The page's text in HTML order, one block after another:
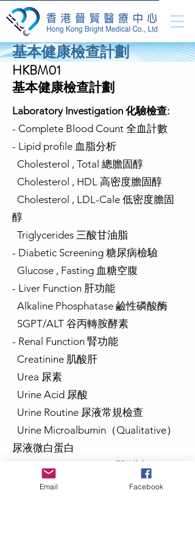
基本健康檢查計劃
HKBM01
基本健康檢查計劃
Laboratory Investigation 化驗檢查:
- Complete Blood Count 全血計數
- Lipid profile 血脂分析
Cholesterol , Total 總膽固醇
Cholesterol , HDL 高密度膽固醇
Cholesterol , LDL-Cale 低密度膽固
醇
Triglycerides 三酸甘油脂
- Diabetic Screening 糖尿病檢驗
Glucose , Fasting 血糖空腹
- Liver Function 肝功能
Alkaline Phosphatase 鹼性磷酸酶
SGPT/ALT 谷丙轉胺酵素
- Renal Function 腎功能
Creatinine 肌酸肝
Urea 尿素
Urine Acid 尿酸
Urine Routine 尿液常規檢查
Urine Microalbumin（Qualitative）
尿液微白蛋白
- Calcium Screening 鈣質測試
Calcium , total 鈣
Email Facebook